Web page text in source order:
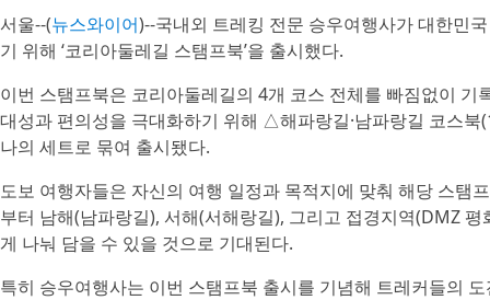
서울--(뉴스와이어)--국내외 트레킹 전문 승우여행사가 대한민
기 위해 ‘코리아둘레길 스탬프북’을 출시했다.
이번 스탬프북은 코리아둘레길의 4개 코스 전체를 빠짐없이
대성과 편의성을 극대화하기 위해 △해파랑길·남파랑길 코스
나의 세트로 묶여 출시됐다.
도보 여행자들은 자신의 여행 일정과 목적지에 맞춰 해당 스탬
부터 남해(남파랑길), 서해(서해랑길), 그리고 접경지역(DMZ
게 나눠 담을 수 있을 것으로 기대된다.
특히 승우여행사는 이번 스탬프북 출시를 기념해 트레커들의